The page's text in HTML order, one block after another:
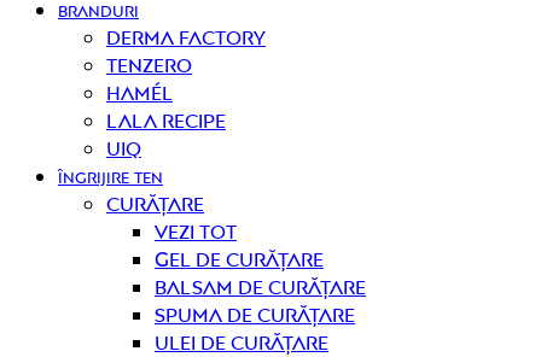
BRANDURI
Derma Factory
Tenzero
Hamél
Lala Recipe
UIQ
ÎNGRIJIRE TEN
curățare
Vezi tot
Gel de curățare
Balsam de curățare
Spuma de curățare
Ulei de curățare